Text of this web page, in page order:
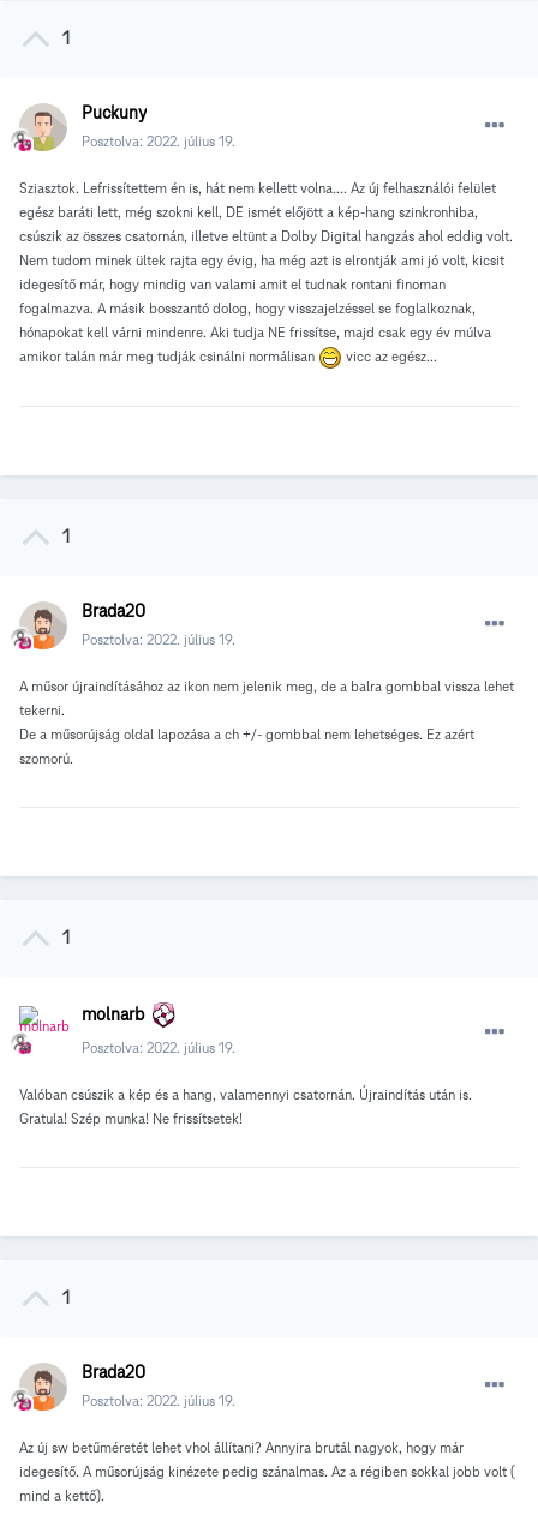
1
Puckuny
Posztolva: 2022. július 19.
Sziasztok. Lefrissítettem én is, hát nem kellett volna.... Az új felhasználói felület
egész baráti lett, még szokni kell, DE ismét előjött a kép-hang szinkronhiba,
csúszik az összes csatornán, illetve eltünt a Dolby Digital hangzás ahol eddig volt.
Nem tudom minek ültek rajta egy évig, ha még azt is elrontják ami jó volt, kicsit
idegesítő már, hogy mindig van valami amit el tudnak rontani finoman
fogalmazva. A másik bosszantó dolog, hogy visszajelzéssel se foglalkoznak,
hónapokat kell várni mindenre. Aki tudja NE frissítse, majd csak egy év múlva
amikor talán már meg tudják csinálni normálisan
vicc az egész...
1
Brada20
Posztolva: 2022. július 19.
A műsor újraindításához az ikon nem jelenik meg, de a balra gombbal vissza lehet
tekerni.
De a műsorújság oldal lapozása a ch +/- gombbal nem lehetséges. Ez azért
szomorú.
1
molnarb
Posztolva: 2022. július 19.
Valóban csúszik a kép és a hang, valamennyi csatornán. Újraindítás után is.
Gratula! Szép munka! Ne frissítsetek!
1
Brada20
Posztolva: 2022. július 19.
Az új sw betűméretét lehet vhol állítani? Annyira brutál nagyok, hogy már
idegesítő. A műsorújság kinézete pedig szánalmas. Az a régiben sokkal jobb volt (
mind a kettő).